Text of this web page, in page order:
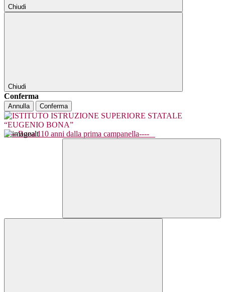
Chiudi
Chiudi
Conferma
Annulla Conferma
----Bona 110 anni dalla prima campanella----